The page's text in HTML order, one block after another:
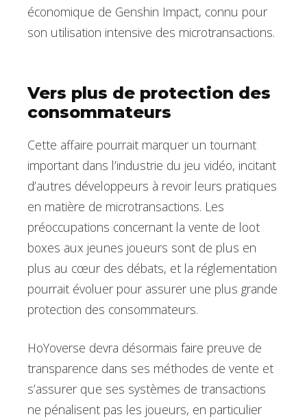
économique de Genshin Impact, connu pour
son utilisation intensive des microtransactions.
Vers plus de protection des
consommateurs
Cette affaire pourrait marquer un tournant
important dans l’industrie du jeu vidéo, incitant
d’autres développeurs à revoir leurs pratiques
en matière de microtransactions. Les
préoccupations concernant la vente de loot
boxes aux jeunes joueurs sont de plus en
plus au cœur des débats, et la réglementation
pourrait évoluer pour assurer une plus grande
protection des consommateurs.
HoYoverse devra désormais faire preuve de
transparence dans ses méthodes de vente et
s’assurer que ses systèmes de transactions
ne pénalisent pas les joueurs, en particulier